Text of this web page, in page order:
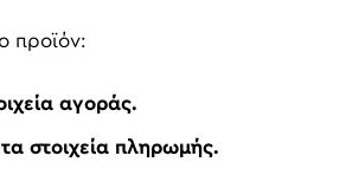
προϊόν:
αγοράς.
στοιχεία πληρωμής.